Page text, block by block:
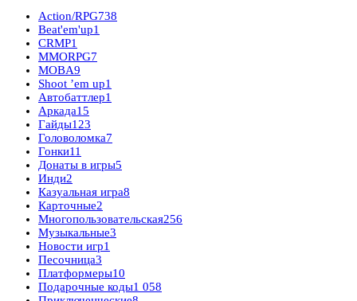
Action/RPG738
Beat'em'up1
CRMP1
MMORPG7
MOBA9
Shoot ’em up1
Автобаттлер1
Аркада15
Гайды123
Головоломка7
Гонки11
Донаты в игры5
Инди2
Казуальная игра8
Карточные2
Многопользовательская256
Музыкальные3
Новости игр1
Песочница3
Платформеры10
Подарочные коды1 058